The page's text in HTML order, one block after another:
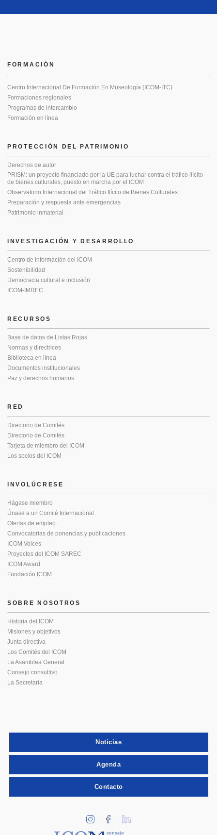
PROTECCIÓN DEL PATRIMONIO
Derechos de autor
PRISM: un proyecto financiado por la UE para luchar contra el tráfico ilícito
de bienes culturales, puesto en marcha por el ICOM
Observatorio Internacional del Tráfico Ilícito de Bienes Culturales
Preparación y respuesta ante emergencias
Patrimonio inmaterial
FORMACIÓN
Centro Internacional De Formación En Museología (ICOM-ITC)
Formaciones regionales
Programas de intercambio
Formación en línea
INVESTIGACIÓN Y DESARROLLO
Centro de Información del ICOM
Sostenibilidad
Democracia cultural e inclusión
ICOM-IMREC
RECURSOS
Base de datos de Listas Rojas
Normas y directrices
Biblioteca en línea
Documentos institucionales
Paz y derechos humanos
RED
Directorio de Comités
Directorio de Comités
Tarjeta de miembro del ICOM
Los socios del ICOM
INVOLÚCRESE
Hágase miembro
Únase a un Comité Internacional
Ofertas de empleo
Convocatorias de ponencias y publicaciones
ICOM Voices
Proyectos del ICOM SAREC
ICOM Award
Fundación ICOM
SOBRE NOSOTROS
Historia del ICOM
Misiones y objetivos
Junta directiva
Los Comités del ICOM
La Asamblea General
Consejo consultivo
La Secretaría
Noticias
Agenda
Contacto
consejo